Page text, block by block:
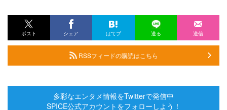
ポスト シェア はてブ 送る 送信
RSSフィードの購読はこちら
多彩なエンタメ情報をTwitterで発信中
SPICE公式アカウントをフォローしよう！